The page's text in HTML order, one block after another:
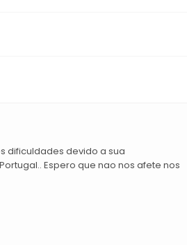
dificuldades devido a sua
Espero que nao nos afete nos